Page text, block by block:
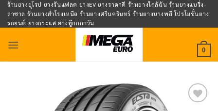
Skip
content
ร้านยางยุโรป ยางรันแฟลต ยางEV ยางราคาดี ร้านยางใกล้ฉัน ร้านยางแบริ่ง-
ลาซาล ร้านยางสำโรงเหนือ ร้านยางศรีนครินทร์ ร้านยางบางพลี โปรโมชั่นยาง
รถยนต์ ยางกระแส ยางทู๊กกกกวัน
0